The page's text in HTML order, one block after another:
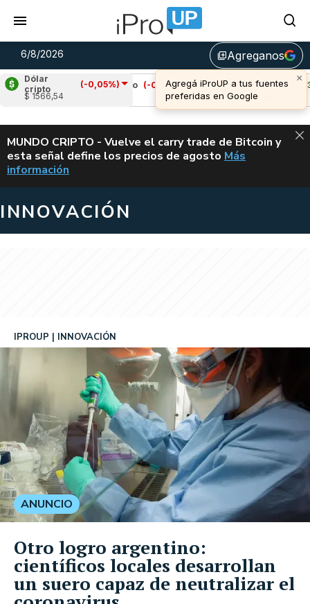
6/8/2026 library_addAgreganos
Dólar
cripto
(-0,05%)
$ 1566,54
Cardano (-0,07%)
Avalanche (0,33%)
u$s 6,65
ALERTA
MUNDO CRIPTO - Vuelve el carry trade de Bitcoin y
esta señal define los precios de agosto VUELVE EL
Más
información
INNOVACIÓN
IPROUP INNOVACIÓN
ANUNCIO
Otro logro argentino:
científicos locales desarrollan
un suero capaz de neutralizar el